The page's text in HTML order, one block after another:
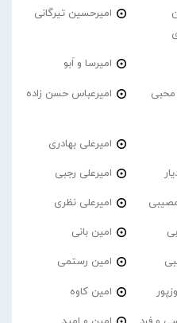
امیرحسین تیرگانی
امیرسا و اَبو
محبی امیرعباس حسن زاده
امیرعلی بهادری
امیرعلی رجبی
امیرعلی نظری
امین بانی
امین رستمی
امین کاوه